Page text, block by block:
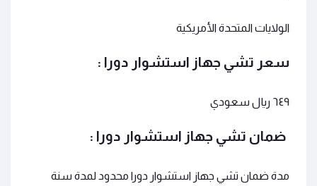
الولايات المتحدة الأمريكية
سعر تشي جهاز استشوار دورا :
٦٤٩ ريال سعودي
ضمان تشي جهاز استشوار دورا :
مدة ضمان تشي جهاز استشوار دورا محدود لمدة سنة